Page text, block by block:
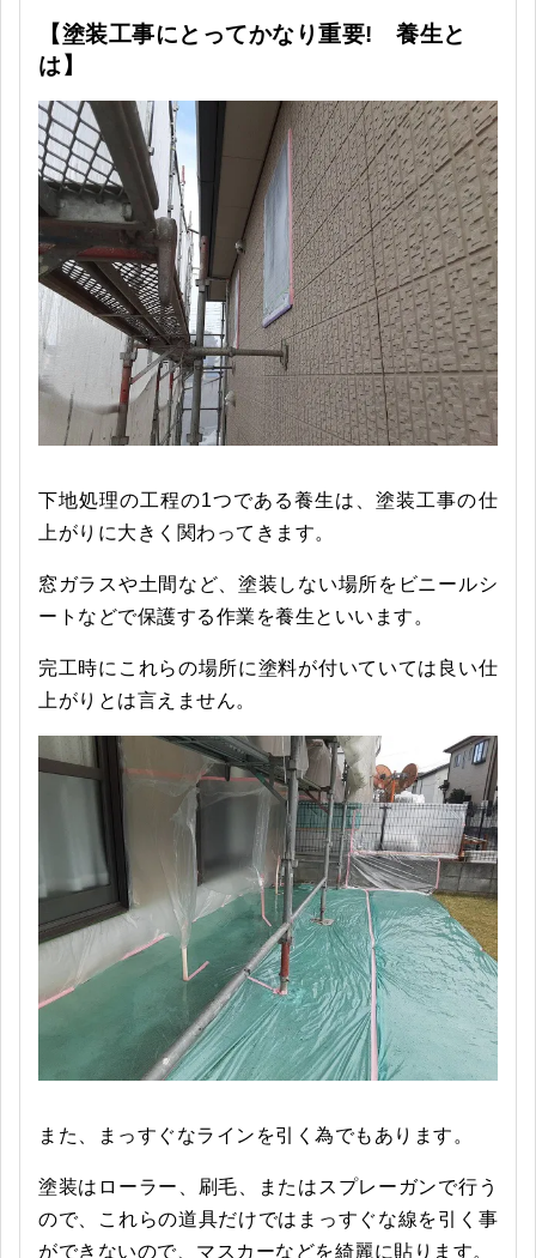
【塗装工事にとってかなり重要! 養生と
は】
下地処理の工程の1つである養生は、塗装工事の仕
上がりに大きく関わってきます。
窓ガラスや土間など、塗装しない場所をビニールシ
ートなどで保護する作業を養生といいます。
完工時にこれらの場所に塗料が付いていては良い仕
上がりとは言えません。
また、まっすぐなラインを引く為でもあります。
塗装はローラー、刷毛、またはスプレーガンで行う
ので、これらの道具だけではまっすぐな線を引く事
ができないので、マスカーなどを綺麗に貼ります。